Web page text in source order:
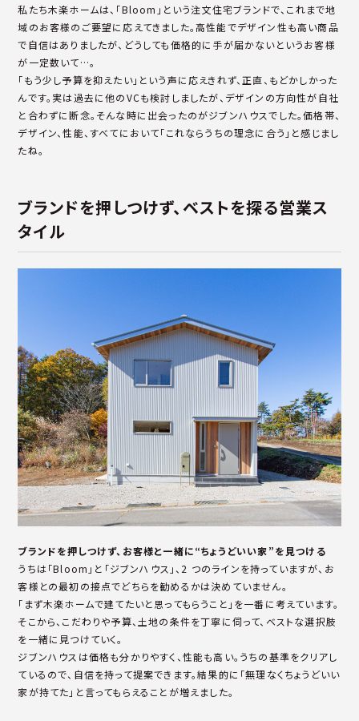
私たち木楽ホームは、「Bloom」という注文住宅ブランドで、これまで地
域のお客様のご要望に応えてきました。高性能でデザイン性も高い商品
で自信はありましたが、どうしても価格的に手が届かないというお客様
が一定数いて…。
「もう少し予算を抑えたい」という声に応えきれず、正直、もどかしかった
んです。実は過去に他のVCも検討しましたが、デザインの方向性が自社
と合わずに断念。そんな時に出会ったのがジブンハウスでした。価格帯、
デザイン、性能、すべてにおいて「これならうちの理念に合う」と感じまし
たね。
ブランドを押しつけず、ベストを探る営業ス
タイル
ブランドを押しつけず、お客様と一緒に“ちょうどいい家”を見つける
うちは「Bloom」と「ジブンハウス」、2 つのラインを持っていますが、お
客様との最初の接点でどちらを勧めるかは決めていません。
「まず木楽ホームで建てたいと思ってもらうこと」を一番に考えています。
そこから、こだわりや予算、土地の条件を丁寧に伺って、ベストな選択肢
を一緒に見つけていく。
ジブンハウスは価格も分かりやすく、性能も高い。うちの基準をクリアし
ているので、自信を持って提案できます。結果的に「無理なくちょうどいい
家が持てた」と言ってもらえることが増えました。